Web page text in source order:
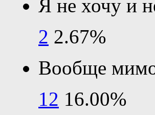
Я не хочу и
2 2.67%
Вообще
12 16.00%